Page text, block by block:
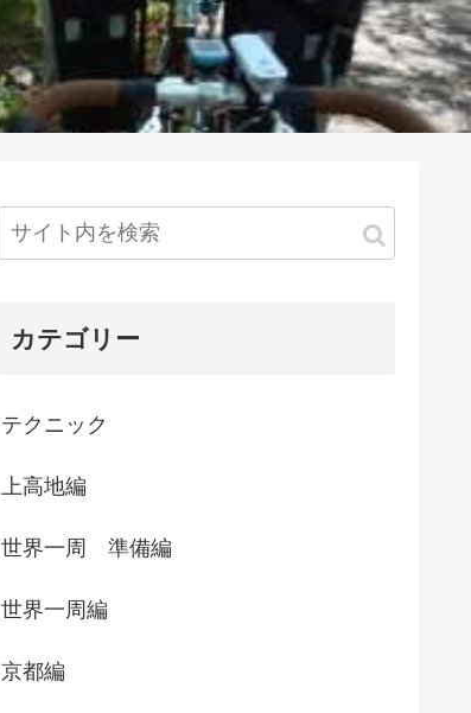
カテゴリー
テクニック
上高地編
世界一周 準備編
世界一周編
京都編